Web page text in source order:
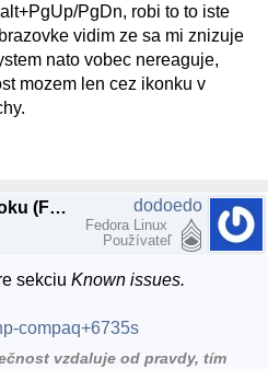
PgDn, robi to to iste
vidim ze sa mi znizuje
nato vobec nereaguje,
mozem len cez ikonku v
Re: fn tlacidla na notebooku (Fedora 10) dodoedo
Fedora Linux
Používateľ
sekciuKnown issues.
compaq+6735s
vzdaluje od pravdy, tím